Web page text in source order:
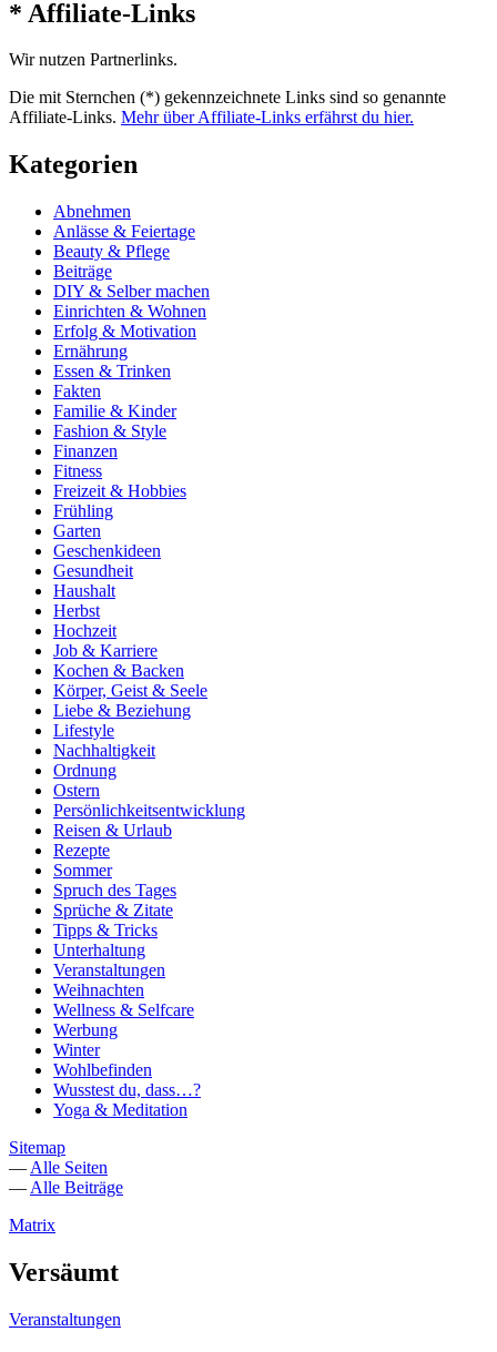
* Affiliate-Links
Wir nutzen Partnerlinks.
Die mit Sternchen (*) gekennzeichnete Links sind so genannte
Affiliate-Links. Mehr über Affiliate-Links erfährst du hier.
Kategorien
Abnehmen
Anlässe & Feiertage
Beauty & Pflege
Beiträge
DIY & Selber machen
Einrichten & Wohnen
Erfolg & Motivation
Ernährung
Essen & Trinken
Fakten
Familie & Kinder
Fashion & Style
Finanzen
Fitness
Freizeit & Hobbies
Frühling
Garten
Geschenkideen
Gesundheit
Haushalt
Herbst
Hochzeit
Job & Karriere
Kochen & Backen
Körper, Geist & Seele
Liebe & Beziehung
Lifestyle
Nachhaltigkeit
Ordnung
Ostern
Persönlichkeitsentwicklung
Reisen & Urlaub
Rezepte
Sommer
Spruch des Tages
Sprüche & Zitate
Tipps & Tricks
Unterhaltung
Veranstaltungen
Weihnachten
Wellness & Selfcare
Werbung
Winter
Wohlbefinden
Wusstest du, dass…?
Yoga & Meditation
Sitemap
— Alle Seiten
— Alle Beiträge
Matrix
Versäumt
Veranstaltungen